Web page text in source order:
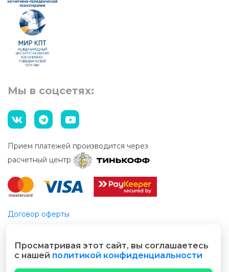
Мы в соцсетях:
Прием платежей производится через
расчетный центр
Договор оферты
© 2026 Все права защищены
Разработано cubecode.ru
Просматривая этот сайт, вы соглашаетесь
с нашей политикой конфиденциальности